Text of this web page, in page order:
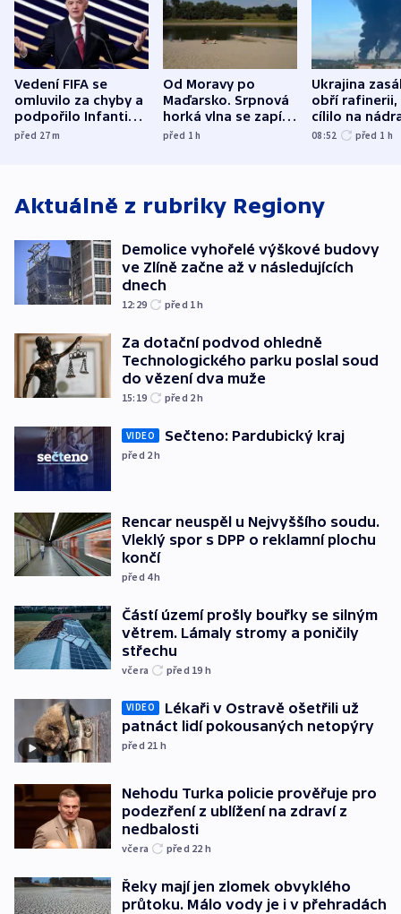
Vedení FIFA se
omluvilo za chyby a
podpořilo Infantina.
UEFA trvá na
před 27m
Od Moravy po
Maďarsko. Srpnová
horká vlna se zapíše
do dějin
před 1h
Ukrajina
obří rafinerii,
cílilo na
autobus
08:52 před 1 h
Aktuálně z rubriky Regiony
Demolice vyhořelé výškové budovy
ve Zlíně začne až v následujících
dnech
12:29 před 1h
Za dotační podvod ohledně
Technologického parku poslal soud
do vězení dva muže
15:19 před 2h
VIDEO Sečteno: Pardubický kraj
před 2h
Rencar neuspěl u Nejvyššího soudu.
Vleklý spor s DPP o reklamní plochu
končí
před 4h
Částí území prošly bouřky se silným
větrem. Lámaly stromy a poničily
střechu
včera před 19 h
VIDEO
Lékaři v Ostravě ošetřili už
patnáct lidí pokousaných netopýry
před 21 h
Nehodu Turka policie prověřuje pro
podezření z ublížení na zdraví z
nedbalosti
včera před 22 h
Řeky mají jen zlomek obvyklého
průtoku. Málo vody je i v přehradách